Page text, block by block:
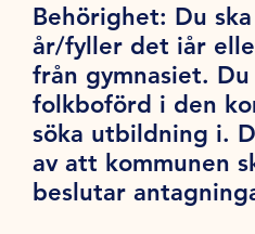
Behörighet: Du
år/fyller det iår
från gymnasiet.
folkboförd i den
söka utbildning i.
av att kommunen
beslutar